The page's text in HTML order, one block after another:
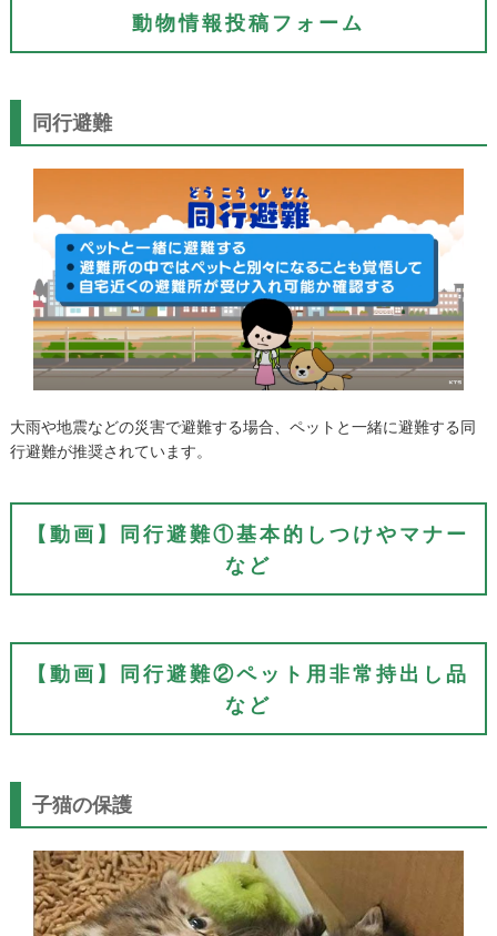
動物情報投稿フォーム
同行避難
大雨や地震などの災害で避難する場合、ペットと一緒に避難する同
行避難が推奨されています。
【動画】同行避難①基本的しつけやマナー
など
【動画】同行避難②ペット用非常持出し品
など
子猫の保護